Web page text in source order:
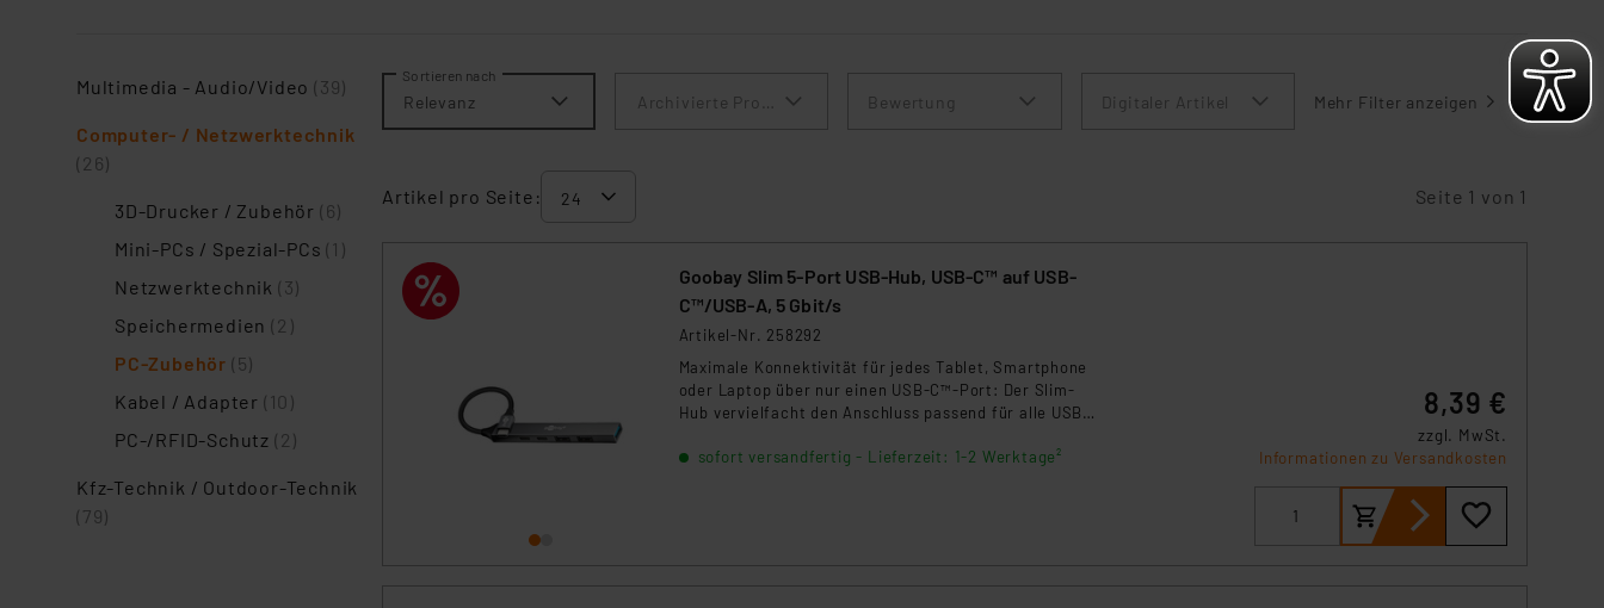
Multimedia - Audio/Video(39)
Computer- / Netzwerktechnik
(26)
3D-Drucker / Zubehör (6)
Mini-PCs / Spezial-PCs(1)
Netzwerktechnik (3)
Speichermedien(2)
PC-Zubehör (5)
Kabel / Adapter (10)
PC-/RFID-Schutz (2)
Kfz-Technik / Outdoor-Technik
(79)
Sortieren nach
Relevanz Archivierte Produkte anzeigenBewertung Digitaler Artikel Mehr Filter anzeigen
Artikel pro Seite: Seite 1 von 1
Goobay Slim 5-Port USB-Hub, USB-C™ auf USB-
C™/USB-A, 5 Gbit/s
Artikel-Nr. 258292
Maximale Konnektivität für jedes Tablet, Smartphone
oder Laptop über nur einen USB-C™-Port: Der Slim-
Hub vervielfacht den Anschluss passend für alle USB-
SuperSpeed-Datenraten über den USB-3.2-Standard.
sofort versandfertig - Lieferzeit: 1-2 Werktage²
8,39 €
zzgl. MwSt.
Informationen zu Versandkosten